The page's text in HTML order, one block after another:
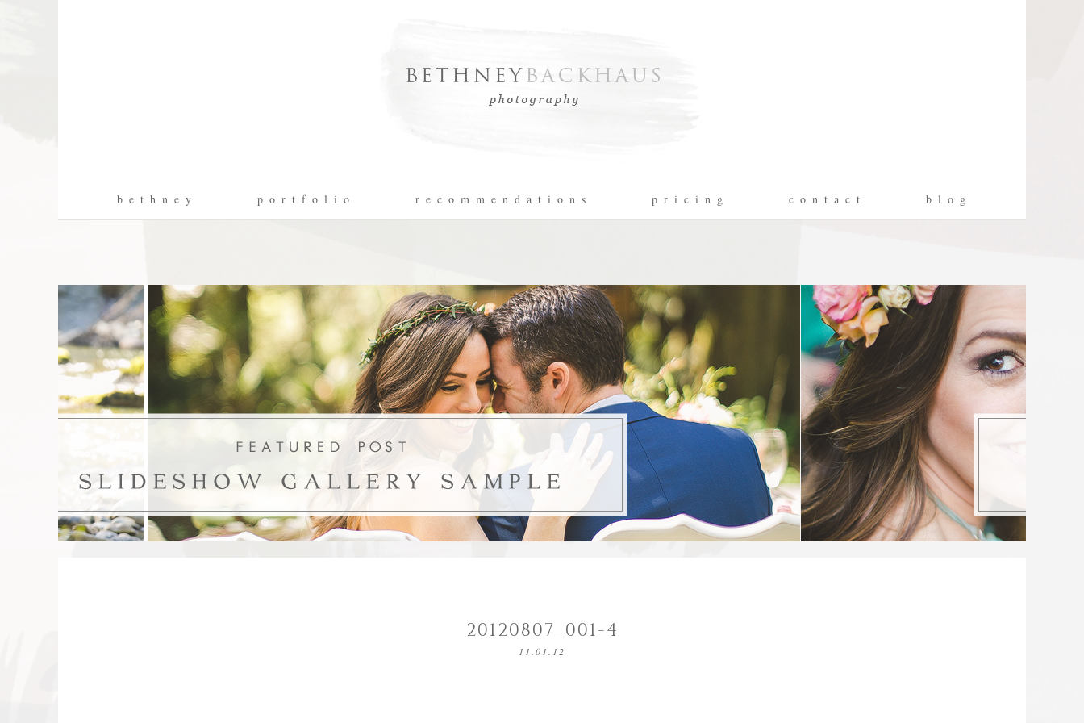
b e t h n e y p o r t f o l i o r e c o m m e n d a t i o n s p r i c i n g c o n t a c t b l o g
20120807_001-4
11.01.12